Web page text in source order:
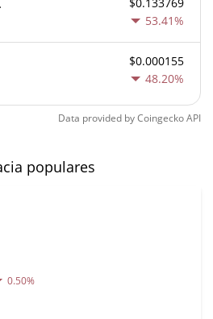
53.41%
$0.000155
48.20%
Data provided byCoingeckoAPI
populares
0.50%